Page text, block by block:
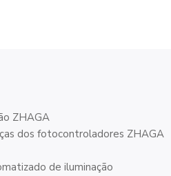
ZHAGA
dos fotocontroladores ZHAGA
de iluminação